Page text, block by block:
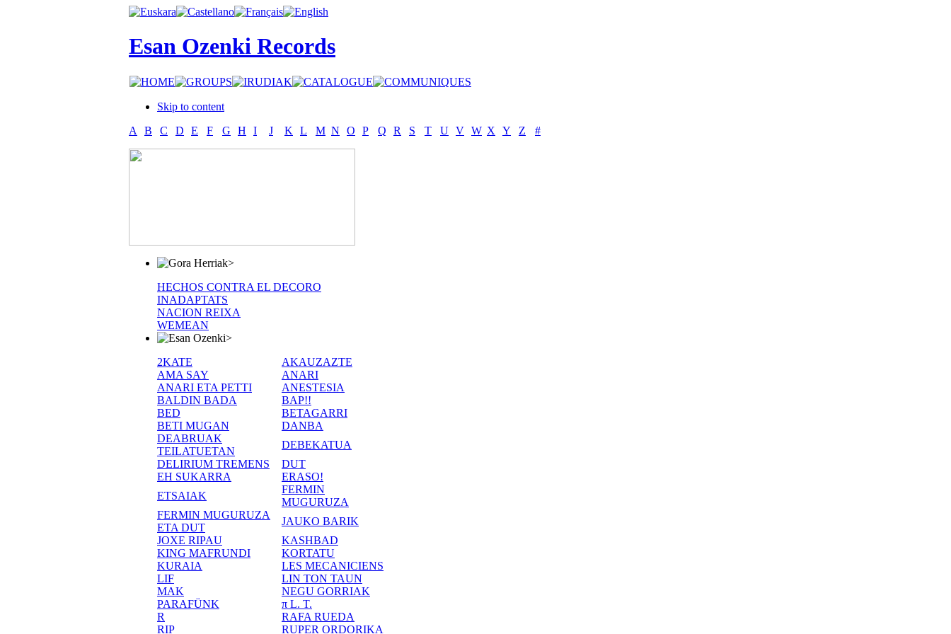
Esan Ozenki Records
Skip to content
A
B C D E F G H I J K L M N O P Q R S T U V W X Y Z #
>
HECHOS CONTRA EL DECORO
INADAPTATS
NACION REIXA
WEMEAN
>
2KATE
AKAUZAZTE
AMA SAY
ANARI
ANARI ETA PETTI
ANESTESIA
BALDIN BADA
BAP!!
BED
BETAGARRI
BETI MUGAN
DANBA
DEABRUAK
TEILATUETAN
DEBEKATUA
DELIRIUM TREMENS
DUT
EH SUKARRA
ERASO!
ETSAIAK
FERMIN
MUGURUZA
FERMIN MUGURUZA
ETA DUT
JAUKO BARIK
JOXE RIPAU
KASHBAD
KING MAFRUNDI
KORTATU
KURAIA
LES MECANICIENS
LIF
LIN TON TAUN
MAK
NEGU GORRIAK
PARAFÜNK
π L. T.
R
RAFA RUEDA
RIP
RUPER ORDORIKA